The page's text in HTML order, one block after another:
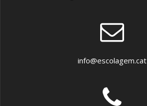
info@escolagem.cat